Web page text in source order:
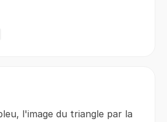
l'image du triangle par la